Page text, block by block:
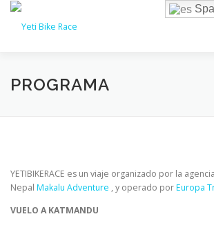
Saltar
PROGRAMA
YETIBIKERACE es un viaje organizado por la
Nepal Makalu Adventure , y operado porEuropa
VUELO A